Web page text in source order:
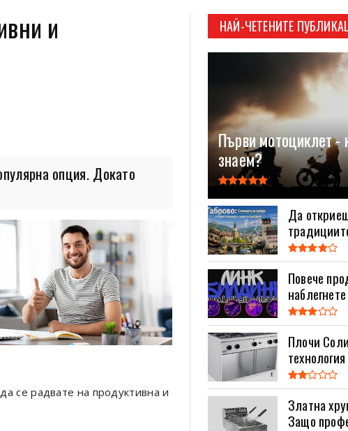
и
опция. Докато
се радвате на продуктивна и
НАЙ-ЧЕТЕНИТЕ
Първи мотоциклет -
знаем?
Да
Повече
Плочи
Златна
Защо